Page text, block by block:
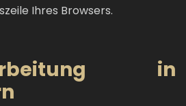
Ihres Browsers.
in